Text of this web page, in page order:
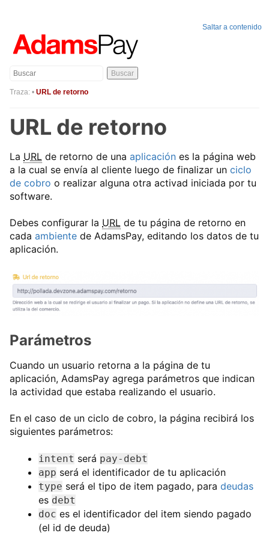
Saltar a contenido
Buscar
Traza: • URL de retorno
URL de retorno
La URL de retorno de una aplicación es la página web
a la cual se envía al cliente luego de finalizar un ciclo
de cobro o realizar alguna otra activad iniciada por tu
software.
Debes configurar la URL de tu página de retorno en
cada ambiente de AdamsPay, editando los datos de tu
aplicación.
Parámetros
Cuando un usuario retorna a la página de tu
aplicación, AdamsPay agrega parámetros que indican
la actividad que estaba realizando el usuario.
En el caso de un ciclo de cobro, la página recibirá los
siguientes parámetros:
intent será pay-debt
app será el identificador de tu aplicación
type será el tipo de item pagado, para deudas
es debt
doc es el identificador del item siendo pagado
(el id de deuda)